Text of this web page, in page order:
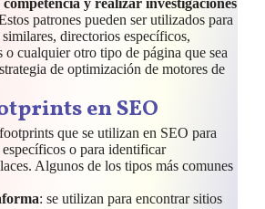
y realizar investigaciones
patrones pueden ser utilizados para
directorios específicos,
o cualquier otro tipo de página que sea
de optimización de motores de
en SEO
que se utilizan en SEO para
o para identificar
Algunos de los tipos más comunes
: se utilizan para encontrar sitios